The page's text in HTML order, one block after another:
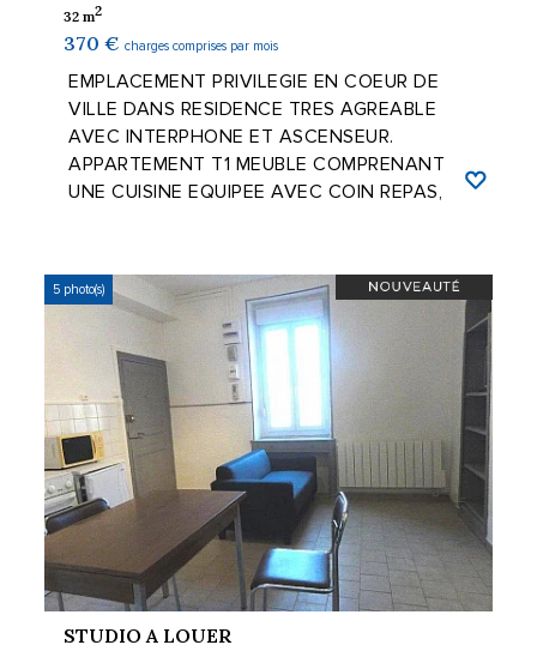
32 m2
370 € charges comprises par mois
EMPLACEMENT PRIVILEGIE EN COEUR DE
VILLE DANS RESIDENCE TRES AGREABLE
AVEC INTERPHONE ET ASCENSEUR.
APPARTEMENT T1 MEUBLE COMPRENANT
UNE CUISINE EQUIPEE AVEC COIN REPAS,
5 photo(s)
STUDIO A LOUER